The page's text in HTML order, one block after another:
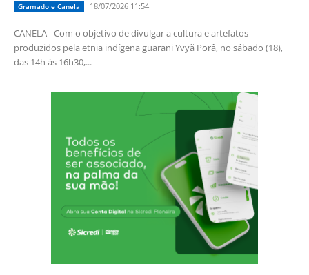
Gramado e Canela 18/07/2026 11:54
CANELA - Com o objetivo de divulgar a cultura e artefatos
produzidos pela etnia indígena guarani Yvyã Porâ, no sábado (18),
das 14h às 16h30,...